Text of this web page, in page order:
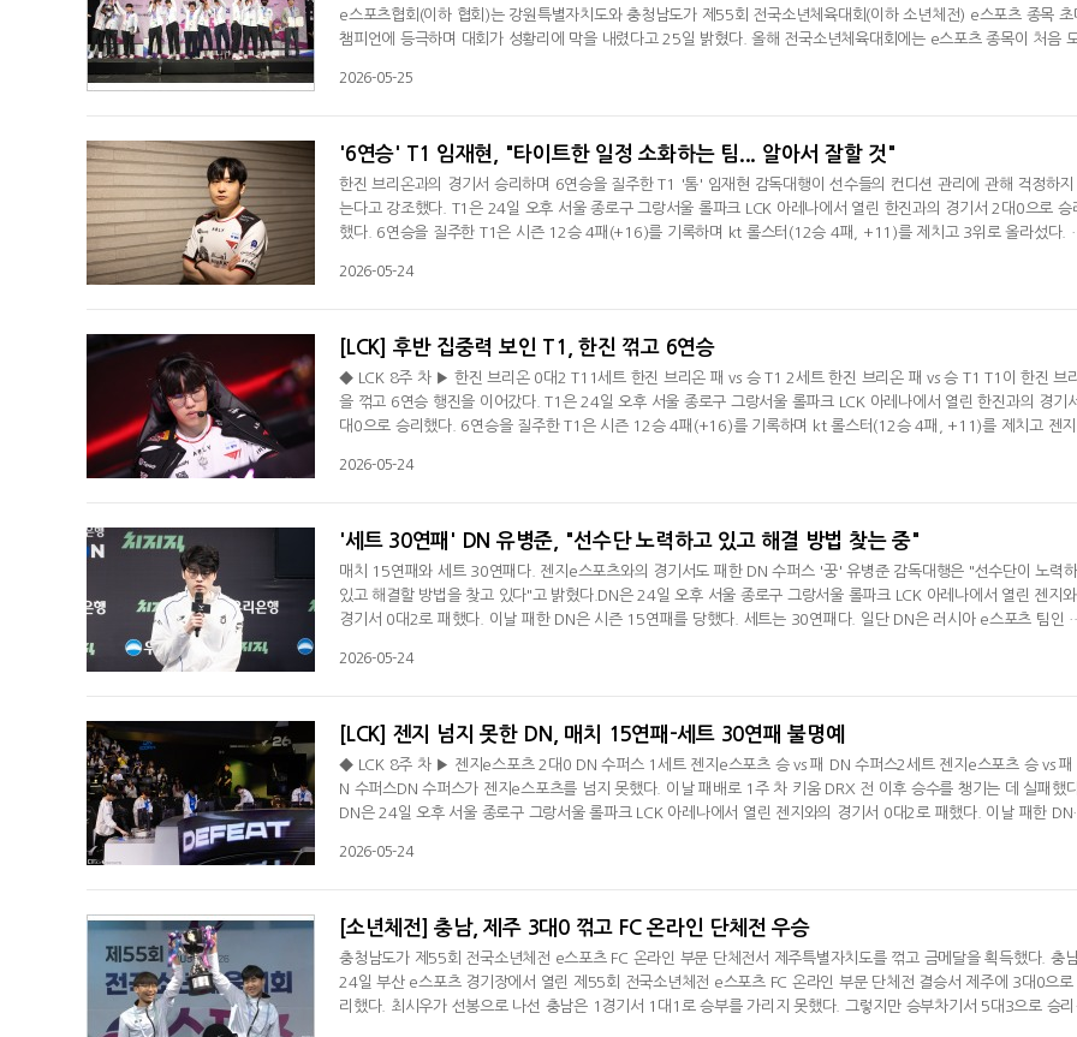
e스포츠협회(이하 협회)는 강원특별자치도와 충청남도가 제55회 전국소년체육대회(이하 소년체전) e스포츠 종목 초
챔피언에 등극하며 대회가 성황리에 막을 내렸다고 25일 밝혔다. 올해 전국소년체육대회에는 e스포츠 종목이 처음
전으로 나뉘어 진행됐다.강원특별자치도 홍석우가 전국소년체육대회 e스포츠 종목 개인전 초대 챔피언에 올랐다. 개인
2026-05-25
'6연승' T1 임재현, "타이트한 일정 소화하는 팀... 알아서 잘할 것"
한진 브리온과의 경기서 승리하며 6연승을 질주한 T1 '톰' 임재현 감독대행이 선수들의 컨디션 관리에 관해 걱정하지
는다고 강조했다. T1은 24일 오후 서울 종로구 그랑서울 롤파크 LCK 아레나에서 열린 한진과의 경기서 2대0으로 승
했다. 6연승을 질주한 T1은 시즌 12승 4패(+16)를 기록하며 kt 롤스터(12승 4패, +11)를 제치고 3위로 올라섰다.
우려고 했다. 선수끼리 소통을 잘했다. 벌려 놓은 골드로 이길 수 있었다"며 승리한 소감을 전했다. 8주 차 일정을 소화
2026-05-24
[LCK] 후반 집중력 보인 T1, 한진 꺾고 6연승
◆ LCK 8주 차 ▶ 한진 브리온 0대2 T11세트 한진 브리온 패 vs 승 T1 2세트 한진 브리온 패 vs 승 T1 T1이 한진 브
을 꺾고 6연승 행진을 이어갔다. T1은 24일 오후 서울 종로구 그랑서울 롤파크 LCK 아레나에서 열린 한진과의 경기
대0으로 승리했다. 6연승을 질주한 T1은 시즌 12승 4패(+16)를 기록하며 kt 롤스터(12승 4패, +11)를 제치고 젠
며 디플러스 기아가 처음으로 레전드 그룹으로 갔다. 바텀에서 앞선 T1이 리드를 잡았다. 초반 '페이즈' 김수환의 케이
2026-05-24
'세트 30연패' DN 유병준, "선수단 노력하고 있고 해결 방법 찾는 중"
매치 15연패와 세트 30연패다. 젠지e스포츠와의 경기서도 패한 DN 수퍼스 '꿍' 유병준 감독대행은 "선수단이 노력
있고 해결할 방법을 찾고 있다"고 밝혔다.DN은 24일 오후 서울 종로구 그랑서울 롤파크 LCK 아레나에서 열린 젠지와
경기서 0대2로 패했다. 이날 패한 DN은 시즌 15연패를 당했다. 세트는 30연패다. 일단 DN은 러시아 e스포츠 팀인
병준 감독대행은 "일단 더 잘할 수 있는 여지가 많았던 게임이었다. 2세트 충분히 우리가 준비한 플랜이 많이 나왔다"며
2026-05-24
[LCK] 젠지 넘지 못한 DN, 매치 15연패-세트 30연패 불명예
◆ LCK 8주 차 ▶ 젠지e스포츠 2대0 DN 수퍼스 1세트 젠지e스포츠 승 vs 패 DN 수퍼스2세트 젠지e스포츠 승 vs 패
N 수퍼스DN 수퍼스가 젠지e스포츠를 넘지 못했다. 이날 패배로 1주 차 키움 DRX 전 이후 승수를 챙기는 데 실패했
DN은 24일 오후 서울 종로구 그랑서울 롤파크 LCK 아레나에서 열린 젠지와의 경기서 0대2로 패했다. 이날 패한 DN
를 넘었다. 세계 최다는 일본 LJL V3 e스포츠가 2022년 기록한 36연패다. DN은 1세트 초반 11분 탑에서 벌어진 전
2026-05-24
[소년체전] 충남, 제주 3대0 꺾고 FC 온라인 단체전 우승
충청남도가 제55회 전국소년체전 e스포츠 FC 온라인 부문 단체전서 제주특별자치도를 꺾고 금메달을 획득했다. 충
24일 부산 e스포츠 경기장에서 열린 제55회 전국소년체전 e스포츠 FC 온라인 부문 단체전 결승서 제주에 3대0으로
리했다. 최시우가 선봉으로 나선 충남은 1경기서 1대1로 승부를 가리지 못했다. 그렇지만 승부차기서 5대3으로 승리